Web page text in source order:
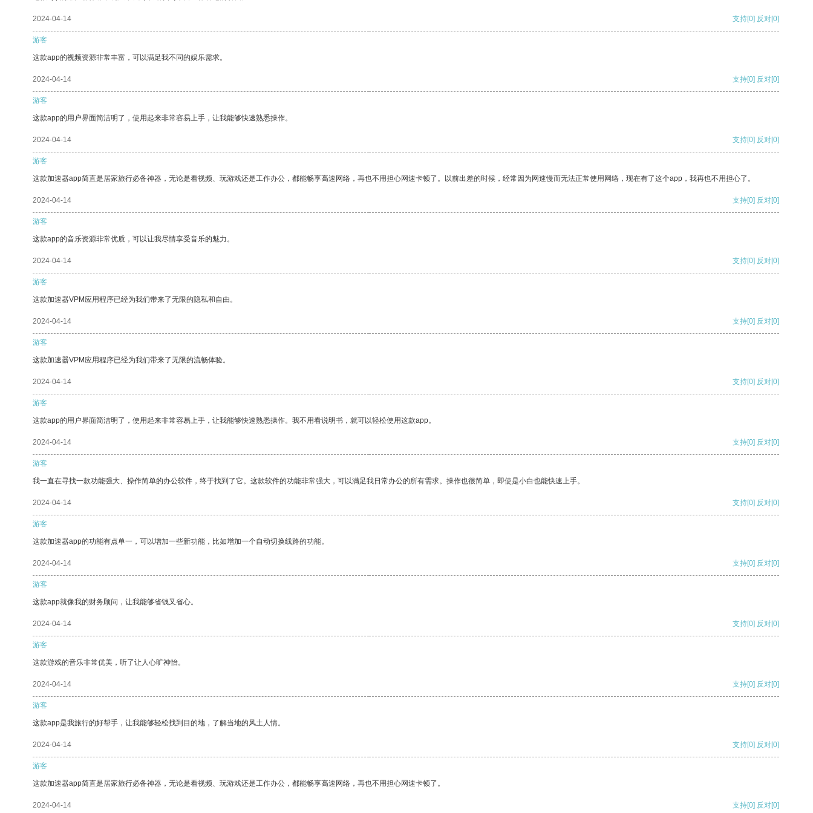
2024-04-14 支持[0] 反对[0]
游客
这款app的视频资源非常丰富，可以满足我不同的娱乐需求。
2024-04-14 支持[0] 反对[0]
游客
这款app的用户界面简洁明了，使用起来非常容易上手，让我能够快速熟悉操作。
2024-04-14 支持[0] 反对[0]
游客
这款加速器app简直是居家旅行必备神器，无论是看视频、玩游戏还是工作办公，都能畅享高速网络，再也不用担心网速卡顿了。以前出差的时候，经常因为网速慢而无法正常使用网络，现在有了这个app，我再也不用担心了。
2024-04-14 支持[0] 反对[0]
游客
这款app的音乐资源非常优质，可以让我尽情享受音乐的魅力。
2024-04-14 支持[0] 反对[0]
游客
这款加速器VPM应用程序已经为我们带来了无限的隐私和自由。
2024-04-14 支持[0] 反对[0]
游客
这款加速器VPM应用程序已经为我们带来了无限的流畅体验。
2024-04-14 支持[0] 反对[0]
游客
这款app的用户界面简洁明了，使用起来非常容易上手，让我能够快速熟悉操作。我不用看说明书，就可以轻松使用这款app。
2024-04-14 支持[0] 反对[0]
游客
我一直在寻找一款功能强大、操作简单的办公软件，终于找到了它。这款软件的功能非常强大，可以满足我日常办公的所有需求。操作也很简单，即使是小白也能快速上手。
2024-04-14 支持[0] 反对[0]
游客
这款加速器app的功能有点单一，可以增加一些新功能，比如增加一个自动切换线路的功能。
2024-04-14 支持[0] 反对[0]
游客
这款app就像我的财务顾问，让我能够省钱又省心。
2024-04-14 支持[0] 反对[0]
游客
这款游戏的音乐非常优美，听了让人心旷神怡。
2024-04-14 支持[0] 反对[0]
游客
这款app是我旅行的好帮手，让我能够轻松找到目的地，了解当地的风土人情。
2024-04-14 支持[0] 反对[0]
游客
这款加速器app简直是居家旅行必备神器，无论是看视频、玩游戏还是工作办公，都能畅享高速网络，再也不用担心网速卡顿了。
2024-04-14 支持[0] 反对[0]